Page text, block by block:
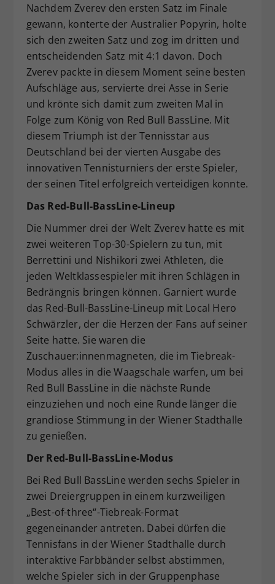
Nachdem Zverev den ersten Satz im Finale
gewann, konterte der Australier Popyrin, holte
sich den zweiten Satz und zog im dritten und
entscheidenden Satz mit 4:1 davon. Doch
Zverev packte in diesem Moment seine besten
Aufschläge aus, servierte drei Asse in Serie
und krönte sich damit zum zweiten Mal in
Folge zum König von Red Bull BassLine. Mit
diesem Triumph ist der Tennisstar aus
Deutschland bei der vierten Ausgabe des
innovativen Tennisturniers der erste Spieler,
der seinen Titel erfolgreich verteidigen konnte.
Das Red-Bull-BassLine-Lineup
Die Nummer drei der Welt Zverev hatte es mit
zwei weiteren Top-30-Spielern zu tun, mit
Berrettini und Nishikori zwei Athleten, die
jeden Weltklassespieler mit ihren Schlägen in
Bedrängnis bringen können. Garniert wurde
das Red-Bull-BassLine-Lineup mit Local Hero
Schwärzler, der die Herzen der Fans auf seiner
Seite hatte. Sie waren die
Zuschauer:innenmagneten, die im Tiebreak-
Modus alles in die Waagschale warfen, um bei
Red Bull BassLine in die nächste Runde
einzuziehen und noch eine Runde länger die
grandiose Stimmung in der Wiener Stadthalle
zu genießen.
Der Red-Bull-BassLine-Modus
Bei Red Bull BassLine werden sechs Spieler in
zwei Dreiergruppen in einem kurzweiligen
„Best-of-three“-Tiebreak-Format
gegeneinander antreten. Dabei dürfen die
Tennisfans in der Wiener Stadthalle durch
interaktive Farbbänder selbst abstimmen,
welche Spieler sich in der Gruppenphase